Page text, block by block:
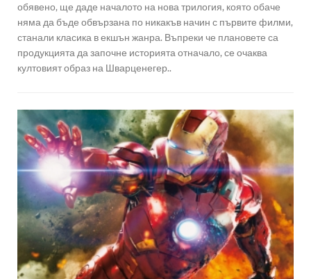
обявено, ще даде началото на нова трилогия, която обаче
няма да бъде обвързана по никакъв начин с първите филми,
станали класика в екшън жанра. Въпреки че плановете са
продукцията да започне историята отначало, се очаква
култовият образ на Шварценегер..